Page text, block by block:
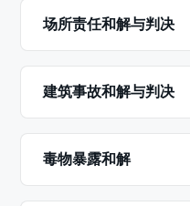
场所责任和解与判决
建筑事故和解与判决
毒物暴露和解